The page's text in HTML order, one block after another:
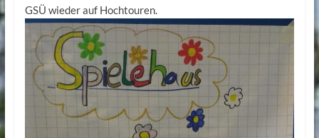
GSÜ wieder auf Hochtouren.